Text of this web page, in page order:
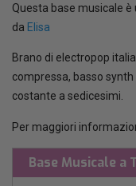
Questa base musicale è
da Elisa
Brano di electropop
compressa, basso
costante a sedicesimi.
Per maggiori
Base Musicale a